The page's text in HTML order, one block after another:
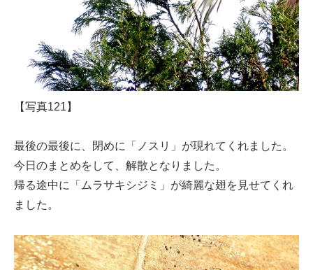
【写真121】
最後の最後に、閉めに「ノスリ」が現れてくれました。
今日のまとめをして、解散となりました。
帰る途中に「ムラサキシジミ」が綺麗な翅を見せてくれ
ました。